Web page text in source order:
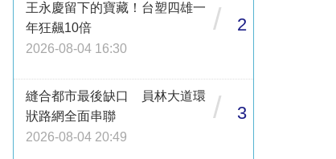
王永慶留下的寶藏！台塑四雄一
年狂飆10倍
2026-08-04 16:30
/ 2
縫合都市最後缺口 員林大道環
狀路網全面串聯
2026-08-04 20:49
/ 3